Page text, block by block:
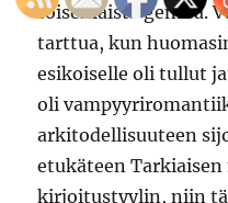
toisenlaista genreä.
tarttua, kun
esikoiselle oli tullut
oli
arkitodellisuuteen
etukäteen
kirjoitustyylin, niin